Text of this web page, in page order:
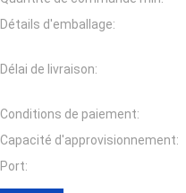
Détails d'emballage:
Délai de livraison:
Conditions de paiement:
Capacité d'approvisionnement:
Port: